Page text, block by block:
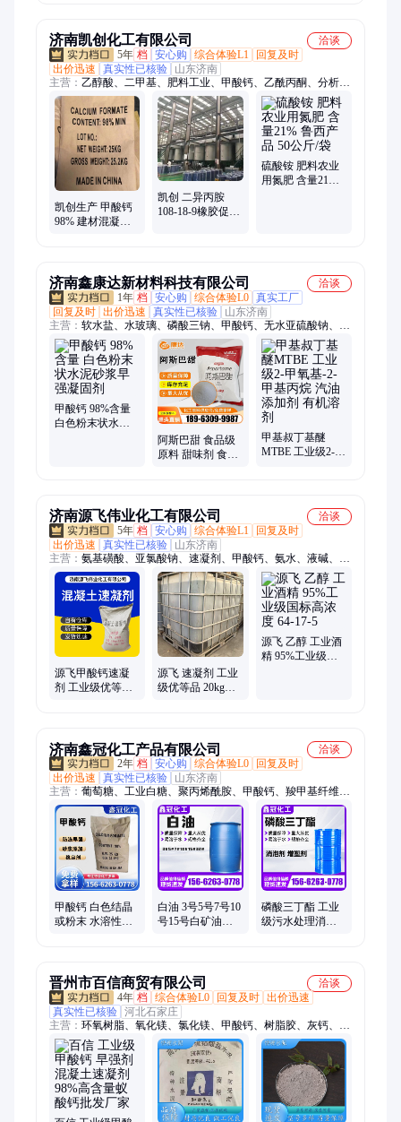
济南凯创化工有限公司
洽谈
5年 档 安心购 综合体验L1
回复及时
出价迅速
真实性已核验
山东济南
主营： 乙醇酸、二甲基、肥料工业、甲酸钙、乙酰丙酮、分析试
剂、对苯二胺、十二羟基、化工国标、精己二酸、二异丁腈、次
亚磷酸、氯化亚锰、无水草酸钠、无水醋酸钠、饲料添加剂、无
水氯化锰、杀菌灭藻剂、三乙基氯化铵、二甲氨基乙酯
凯创生产 甲酸钙
98% 建材混凝土
凯创 二异丙胺
108-18-9橡胶促进
硫酸铵 肥料农业
用氮肥 含量21%
济南鑫康达新材料科技有限公司
洽谈
1年 档 安心购 综合体验L0 真实工厂
回复及时 出价迅速 真实性已核验
山东济南
主营： 软水盐、水玻璃、磷酸三钠、甲酸钙、无水亚硫酸钠、氢
氧化钙、焦亚硫酸钠、草酸、柠檬酸、六偏磷酸钠、硼砂、液
碱、三聚磷酸钠、片碱、磷酸、漂白粉、大苏打、碳酸钾、多聚
甲醛、次氯酸钠、聚合氯化铝、元明粉、硼酸、氨水、二氯甲烷
甲酸钙 98%含量
白色粉末状水泥
阿斯巴甜 食品级
原料 甜味剂 食用
甲基叔丁基醚
MTBE 工业级2-甲
济南源飞伟业化工有限公司
洽谈
5年 档 安心购 综合体验L1
回复及时
出价迅速
真实性已核验
山东济南
主营： 氨基磺酸、亚氯酸钠、速凝剂、甲酸钙、氨水、液碱、脱
硝剂、乙醇、次氯酸钠、无水乙醇、草酸、漂白粉、漂粉精、碳
酸氢铵、亚硫酸氢钠、二甲基亚砜、二甲基甲酰胺、硼酸、大苏
打、冰醋酸、柠檬酸
源飞甲酸钙速凝
剂 工业级优等品
源飞 速凝剂 工业
级优等品 20kg包
源飞 乙醇 工业酒
精 95%工业级国
济南鑫冠化工产品有限公司
洽谈
2年 档 安心购 综合体验L0
回复及时
出价迅速
真实性已核验
山东济南
主营： 葡萄糖、工业白糖、聚丙烯酰胺、甲酸钙、羧甲基纤维
素、木质素磺酸钠、edta四钠、聚合氯化铝、草酸、三氯异氰尿
酸、碳酸钾、磷酸三钠、醋酸钠、聚合硫酸铁
甲酸钙 白色结晶
或粉末 水溶性好
白油 3号5号7号10
号15号白矿油桶
磷酸三丁酯 工业
级污水处理消泡
晋州市百信商贸有限公司
洽谈
4年 档 综合体验L0 回复及时 出价迅速
真实性已核验 河北石家庄
主营： 环氧树脂、氧化镁、氯化镁、甲酸钙、树脂胶、灰钙、白
水泥、元明粉、氯化钙、石膏粉、胶粉、耐火水泥、纤维素、快
硬水泥